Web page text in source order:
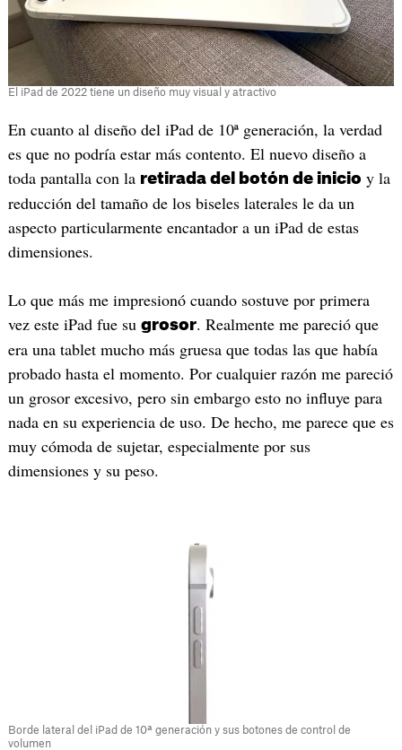
El iPad de 2022 tiene un diseño muy visual y atractivo
En cuanto al diseño del iPad de 10ª generación, la verdad
es que no podría estar más contento. El nuevo diseño a
toda pantalla con la retirada del botón de inicio y la
reducción del tamaño de los biseles laterales le da un
aspecto particularmente encantador a un iPad de estas
dimensiones.
Lo que más me impresionó cuando sostuve por primera
vez este iPad fue su grosor. Realmente me pareció que
era una tablet mucho más gruesa que todas las que había
probado hasta el momento. Por cualquier razón me pareció
un grosor excesivo, pero sin embargo esto no influye para
nada en su experiencia de uso. De hecho, me parece que es
muy cómoda de sujetar, especialmente por sus
dimensiones y su peso.
Borde lateral del iPad de 10ª generación y sus botones de control de
volumen